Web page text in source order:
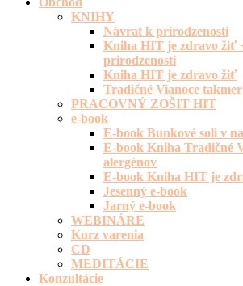
KNIHY
Návrat k prirodzenosti
Kniha HIT je zdravo žiť
prirodzenosti
Kniha HIT je zdravo žiť
Tradičné Vianoce
PRACOVNÝ ZOŠIT HIT
e-book
E-book Bunkové soli v
E-book Kniha Tradičné
alergénov
E-book Kniha HIT je
Jesenný e-book
Jarný e-book
WEBINÁRE
Kurz varenia
CD
MEDITÁCIE
Konzultácie